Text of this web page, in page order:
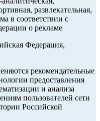
развлекательная,
в соответствии с
о рекламе
Федерация,
рекомендательные
предоставления
и анализа
пользователей сети
Российской